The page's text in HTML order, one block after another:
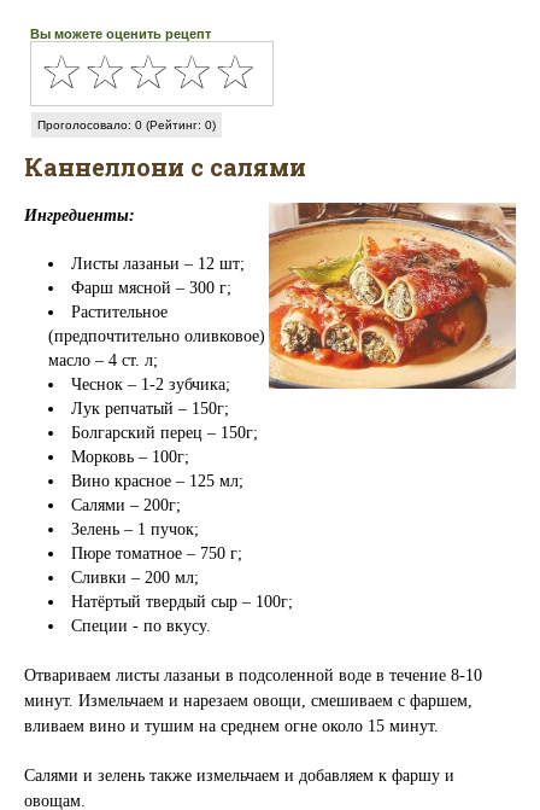
Вы можете оценить рецепт
Проголосовало: 0 (Рейтинг: 0)
Каннеллони с салями
Ингредиенты:
Листы лазаньи – 12 шт;
Фарш мясной – 300 г;
Растительное
(предпочтительно оливковое)
масло – 4 ст. л;
Чеснок – 1-2 зубчика;
Лук репчатый – 150г;
Болгарский перец – 150г;
Морковь – 100г;
Вино красное – 125 мл;
Салями – 200г;
Зелень – 1 пучок;
Пюре томатное – 750 г;
Сливки – 200 мл;
Натёртый твердый сыр – 100г;
Специи - по вкусу.
Отвариваем листы лазаньи в подсоленной воде в течение 8-10
минут. Измельчаем и нарезаем овощи, смешиваем с фаршем,
вливаем вино и тушим на среднем огне около 15 минут.
Салями и зелень также измельчаем и добавляем к фаршу и
овощам.